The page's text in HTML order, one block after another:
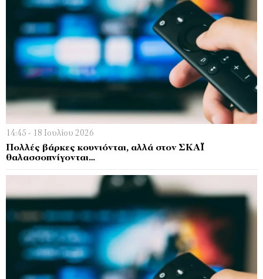
14:45 - 18 Ιουλίου 2026
Πολλές βάρκες κουνιόνται, αλλά στον ΣΚΑΪ
θαλασσοπνίγονται…